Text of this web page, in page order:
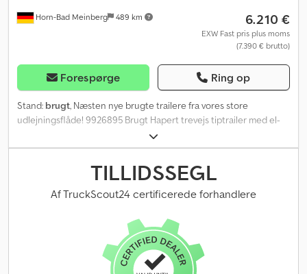
Horn-Bad Meinberg 489 km 6.210 €
EXW Fast pris plus moms
(7.390 € brutto)
Forespørge Ring op
Stand: brugt, Næsten nye brugte trailere fra vores store
udlejningsflåde! 9926895 Brugt Hapert trevejs tiptrailer med el-
pumpe, forhøjet aluminiumssider og ekstra gittersats Producent:
Hapert Model: Cobalt HM-2 Mål: 3050 x 1800 x 1115 mm (LxBxH)
Tilladt totalvægt: 3.000 kg Egenvægt: ca. 864 kg Nyttelast: ca. 2.136
kg (nyttelasten kan variere afhængigt af udstyr og konstruktion)
Ekstra høje aluminiumssider (400 mm) Aftagelig stålgitter-
hydraulikpumpe med kabelfjernbetjening Stålbatterikasse med
låg Meget robust og fuldsvejset, varmgalvaniseret stålramme
Talrige tvær- og længdestivere under tiplad muliggør høj
punktbelastning 6 planforsænkede surringsøjer i sideprofilen,
TILLIDSSEGL
Af TruckScout24 certificerede forhandlere